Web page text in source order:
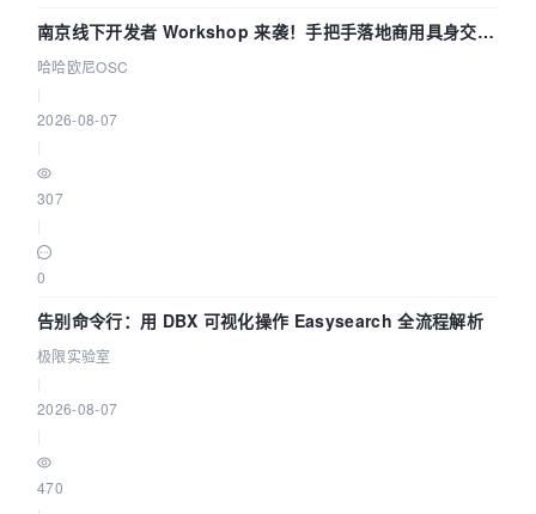
南京线下开发者 Workshop 来袭！手把手落地商用具身交互
智能 Agent 应用
哈哈欧尼OSC
2026-08-07
307
0
告别命令行：用 DBX 可视化操作 Easysearch 全流程解析
极限实验室
2026-08-07
470